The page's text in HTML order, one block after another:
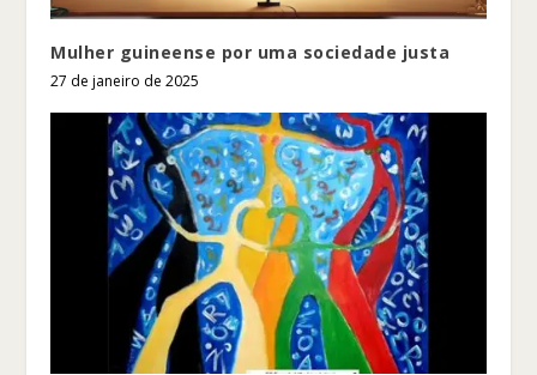
Mulher guineense por uma sociedade justa
27 de janeiro de 2025